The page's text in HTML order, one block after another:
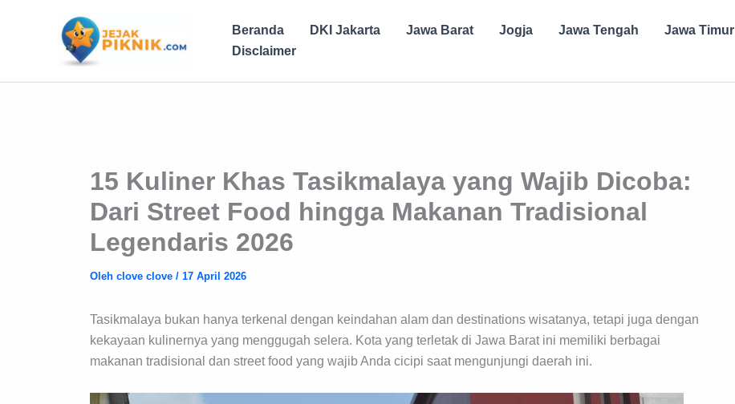
Beranda DKI Jakarta Jawa Barat Jogja Jawa Tengah Jawa Timur
Disclaimer
15 Kuliner Khas Tasikmalaya yang Wajib Dicoba:
Dari Street Food hingga Makanan Tradisional
Legendaris 2026
Oleh clove clove / 17 April 2026
Tasikmalaya bukan hanya terkenal dengan keindahan alam dan destinations wisatanya, tetapi juga dengan
kekayaan kulinernya yang menggugah selera. Kota yang terletak di Jawa Barat ini memiliki berbagai
makanan tradisional dan street food yang wajib Anda cicipi saat mengunjungi daerah ini.